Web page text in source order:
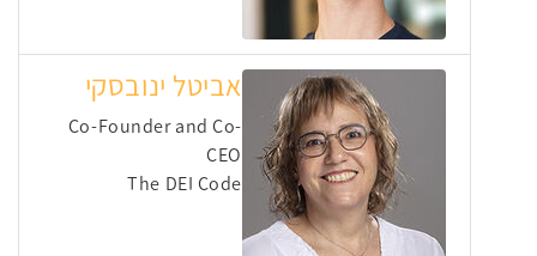
אביטל ינובסקי
Co-Founder and Co-
CEO
The DEI Code